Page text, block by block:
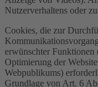
Nutzerverhaltens oder
Cookies, die zur
erwünschter
Optimierung der
Webpublikums)
Grundlage von Art. 6